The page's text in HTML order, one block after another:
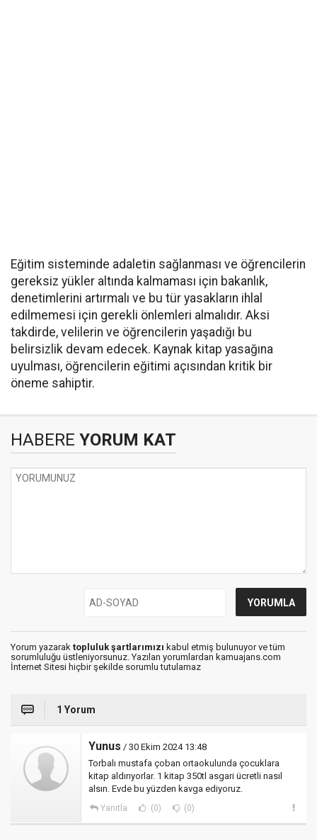
Eğitim sisteminde adaletin sağlanması ve öğrencilerin
gereksiz yükler altında kalmaması için bakanlık,
denetimlerini artırmalı ve bu tür yasakların ihlal
edilmemesi için gerekli önlemleri almalıdır. Aksi
takdirde, velilerin ve öğrencilerin yaşadığı bu
belirsizlik devam edecek. Kaynak kitap yasağına
uyulması, öğrencilerin eğitimi açısından kritik bir
öneme sahiptir.
HABERE YORUM KAT
Yorum yazarak topluluk şartlarımızı kabul etmiş bulunuyor ve tüm
sorumluluğu üstleniyorsunuz. Yazılan yorumlardan kamuajans.com
İnternet Sitesi hiçbir şekilde sorumlu tutulamaz
1 Yorum
Yunus / 30 Ekim 2024 13:48
Torbalı mustafa çoban ortaokulunda çocuklara
kitap aldırıyorlar. 1 kitap 350tl asgari ücretli nasıl
alsın. Evde bu yüzden kavga ediyoruz.
Yanıtla (0) (0)